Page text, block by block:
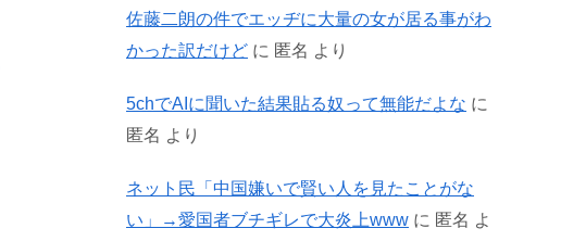
佐藤二朗の件でエッヂに大量の女が居る事がわ
かった訳だけど に 匿名 より
5chでAIに聞いた結果貼る奴って無能だよな に
匿名 より
ネット民「中国嫌いで賢い人を見たことがな
い」→愛国者ブチギレで大炎上www に 匿名 よ